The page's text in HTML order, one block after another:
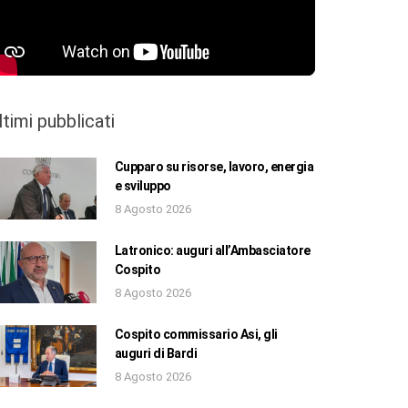
pubblicati
Cupparo su risorse, lavoro, energia
e sviluppo
8 Agosto 2026
Latronico: auguri all’Ambasciatore
Cospito
8 Agosto 2026
Cospito commissario Asi, gli
auguri di Bardi
8 Agosto 2026